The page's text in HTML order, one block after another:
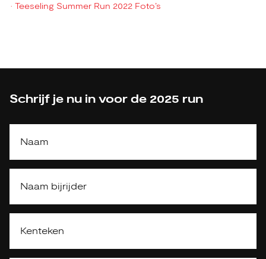
• Teeseling Summer Run 2022 Foto’s
Schrijf je nu in voor de 2025 run